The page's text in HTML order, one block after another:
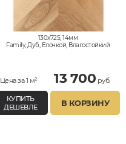
130x725, 14мм
Family, Дуб, Елочкой, Влагостойкий
Цена за 1 м² 13 700 руб.
КУПИТЬ
ДЕШЕВЛЕ
В КОРЗИНУ